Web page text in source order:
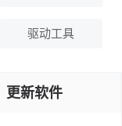
驱动工具
更新软件